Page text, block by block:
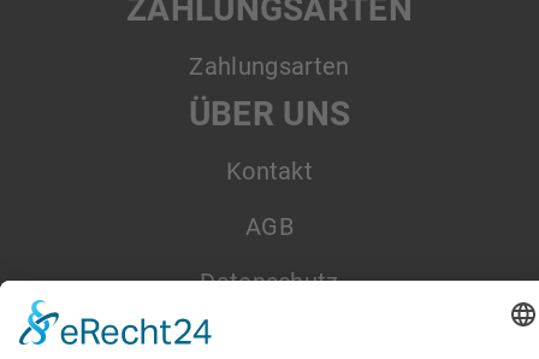
ZAHLUNGSARTEN
Zahlungsarten
ÜBER UNS
Kontakt
AGB
Datenschutz
Impressum